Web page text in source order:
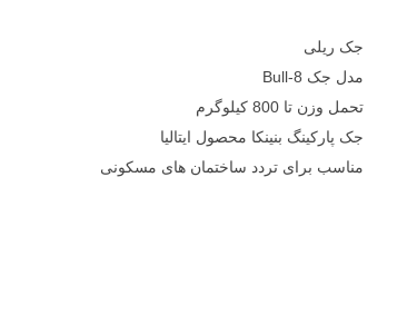
جک ریلی
مدل جک Bull-8
تحمل وزن تا 800 کیلوگرم
جک پارکینگ بنینکا محصول ایتالیا
مناسب برای تردد ساختمان های مسکونی